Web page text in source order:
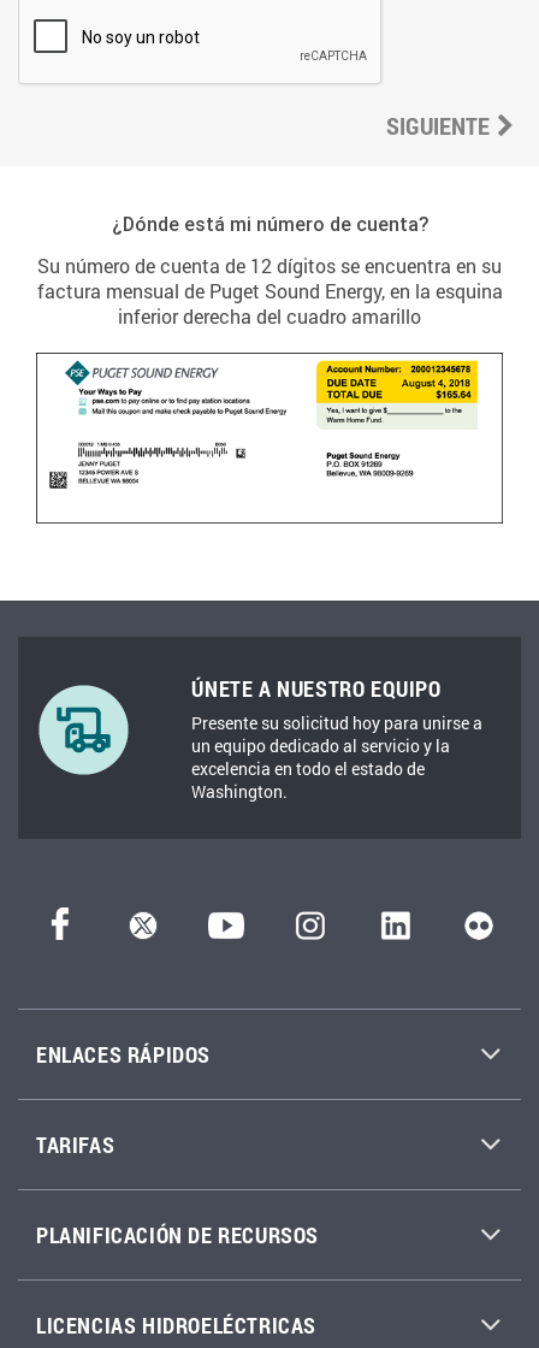
SIGUIENTE
¿Dónde está mi número de cuenta?
Su número de cuenta de 12 dígitos se encuentra en su
factura mensual de Puget Sound Energy, en la esquina
inferior derecha del cuadro amarillo
ÚNETE A NUESTRO EQUIPO
Presente su solicitud hoy para unirse a
un equipo dedicado al servicio y la
excelencia en todo el estado de
Washington.
ENLACES RÁPIDOS
TARIFAS
PLANIFICACIÓN DE RECURSOS
LICENCIAS HIDROELÉCTRICAS